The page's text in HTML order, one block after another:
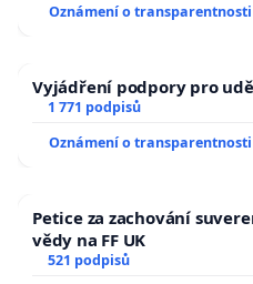
Oznámení o transparentnosti
Vyjádření podpory pro
1 771 podpisů
Oznámení o transparentnosti
Petice za zachování
vědy na FF UK
521 podpisů